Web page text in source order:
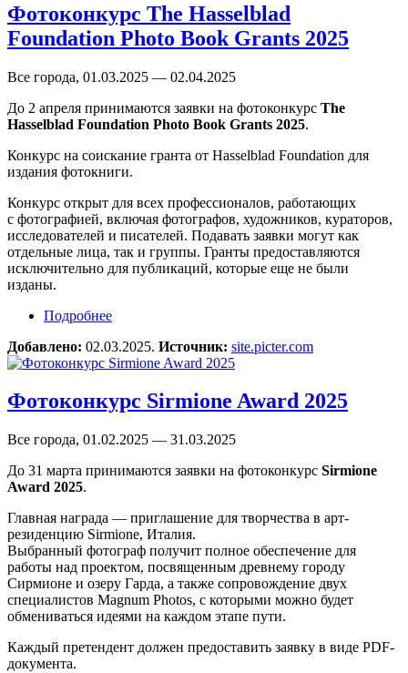
Фотоконкурс The Hasselblad
Foundation Photo Book Grants 2025
Все города, 01.03.2025 — 02.04.2025
До 2 апреля принимаются заявки на фотоконкурс The
Hasselblad Foundation Photo Book Grants 2025.
Конкурс на соискание гранта от Hasselblad Foundation для
издания фотокниги.
Конкурс открыт для всех профессионалов, работающих
с фотографией, включая фотографов, художников, кураторов,
исследователей и писателей. Подавать заявки могут как
отдельные лица, так и группы. Гранты предоставляются
исключительно для публикаций, которые еще не были
изданы.
Подробнее
Добавлено: 02.03.2025. Источник: site.picter.com
Фотоконкурс Sirmione Award 2025
Все города, 01.02.2025 — 31.03.2025
До 31 марта принимаются заявки на фотоконкурс Sirmione
Award 2025.
Главная награда — приглашение для творчества в арт-
резиденцию Sirmione, Италия.
Выбранный фотограф получит полное обеспечение для
работы над проектом, посвященным древнему городу
Сирмионе и озеру Гарда, а также сопровождение двух
специалистов Magnum Photos, с которыми можно будет
обмениваться идеями на каждом этапе пути.
Каждый претендент должен предоставить заявку в виде PDF-
документа.